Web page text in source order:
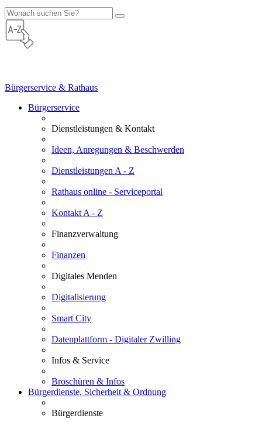
Bürgerservice & Rathaus
Bürgerservice
Dienstleistungen & Kontakt
Ideen, Anregungen & Beschwerden
Dienstleistungen A - Z
Rathaus online - Serviceportal
Kontakt A - Z
Finanzverwaltung
Finanzen
Digitales Menden
Digitalisierung
Smart City
Datenplattform - Digitaler Zwilling
Infos & Service
Broschüren & Infos
Bürgerdienste, Sicherheit & Ordnung
Bürgerdienste